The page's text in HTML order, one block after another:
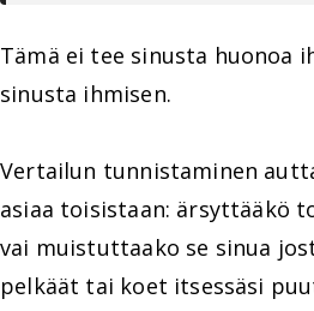
Tämä ei tee sinusta huonoa
sinusta ihmisen.
Vertailun tunnistaminen
asiaa toisistaan: ärsyttääkö
vai muistuttaako se sinua
pelkäät tai koet itsessäsi